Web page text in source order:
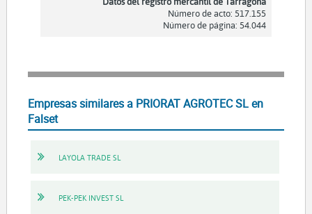
Número de acto: 517.155
Número de página: 54.044
Empresas similares a PRIORAT AGROTEC SL en
Falset
LAYOLA TRADE SL
PEK-PEK INVEST SL